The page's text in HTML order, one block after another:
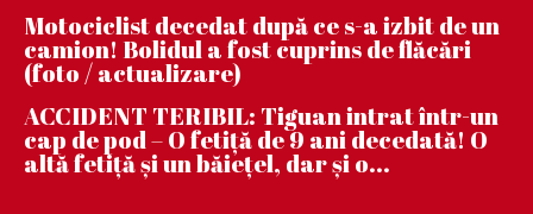
Motociclist decedat după ce s-a izbit de un
camion! Bolidul a fost cuprins de flăcări
(foto / actualizare)
ACCIDENT TERIBIL: Tiguan intrat într-un
cap de pod – O fetiță de 9 ani decedată! O
altă fetiță și un băiețel, dar și o...